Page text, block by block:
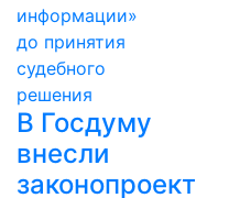
В Госдуму
внесли
законопроект